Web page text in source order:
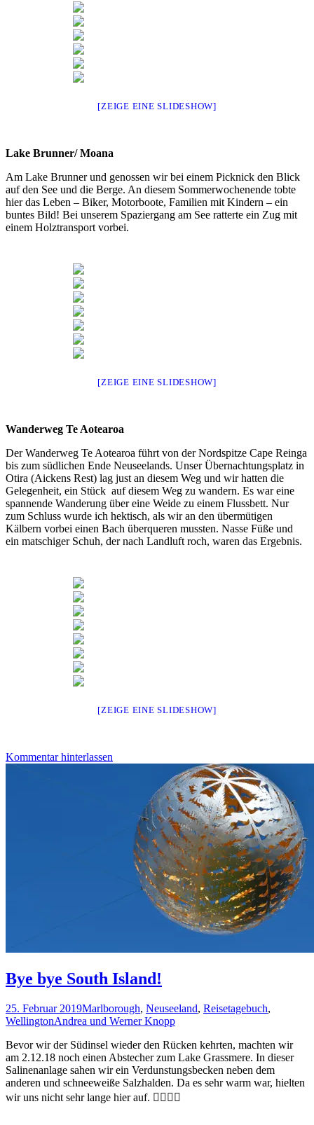
[ZEIGE EINE SLIDESHOW]
Lake Brunner/ Moana
Am Lake Brunner und genossen wir bei einem Picknick den Blick
auf den See und die Berge. An diesem Sommerwochenende tobte
hier das Leben – Biker, Motorboote, Familien mit Kindern – ein
buntes Bild! Bei unserem Spaziergang am See ratterte ein Zug mit
einem Holztransport vorbei.
[ZEIGE EINE SLIDESHOW]
Wanderweg Te Aotearoa
Der Wanderweg Te Aotearoa führt von der Nordspitze Cape Reinga
bis zum südlichen Ende Neuseelands. Unser Übernachtungsplatz in
Otira (Aickens Rest) lag just an diesem Weg und wir hatten die
Gelegenheit, ein Stück auf diesem Weg zu wandern. Es war eine
spannende Wanderung über eine Weide zu einem Flussbett. Nur
zum Schluss wurde ich hektisch, als wir an den übermütigen
Kälbern vorbei einen Bach überqueren mussten. Nasse Füße und
ein matschiger Schuh, der nach Landluft roch, waren das Ergebnis.
[ZEIGE EINE SLIDESHOW]
Kommentar hinterlassen
Bye bye South Island!
25. Februar 2019Marlborough, Neuseeland, Reisetagebuch,
WellingtonAndrea und Werner Knopp
Bevor wir der Südinsel wieder den Rücken kehrten, machten wir
am 2.12.18 noch einen Abstecher zum Lake Grassmere. In dieser
Salinenanlage sahen wir ein Verdunstungsbecken neben dem
anderen und schneeweiße Salzhalden. Da es sehr warm war, hielten
wir uns nicht sehr lange hier auf. 🏃‍♀️🏃‍♂️